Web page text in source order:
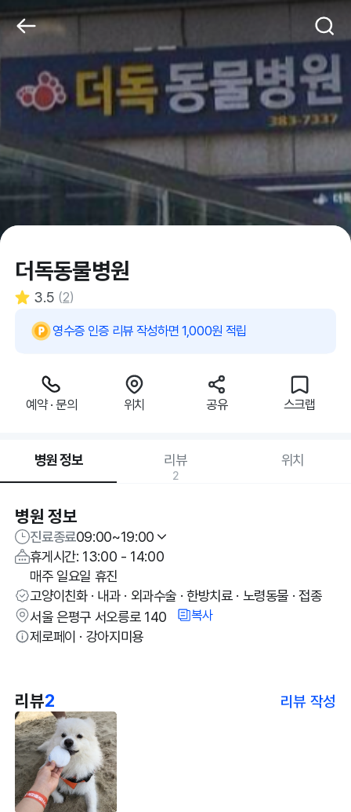
더독동물병원
3.5 (2)
영수증 인증 리뷰 작성하면 1,000원 적립
예약 · 문의 위치 공유 스크랩
병원 정보 리뷰
2
위치
병원 정보
진료종료09:00~19:00
휴게시간: 13:00 - 14:00
매주 일요일 휴진
고양이친화 · 내과 · 외과수술 · 한방치료 · 노령동물 · 접종
서울 은평구 서오릉로 140
복사
제로페이 · 강아지미용
리뷰2 리뷰 작성